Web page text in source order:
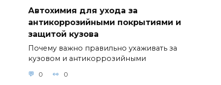
Автохимия для ухода за
антикоррозийными покрытиями и
защитой кузова
Почему важно правильно ухаживать за
кузовом и антикоррозийными
0 0